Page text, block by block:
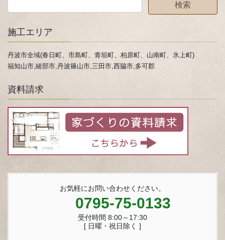
施工エリア
丹波市全域(春日町、市島町、青垣町、柏原町、山南町、氷上町)
福知山市,綾部市,丹波篠山市,三田市,西脇市,多可郡
資料請求
お気軽にお問い合わせください。
0795-75-0133
受付時間 8:00～17:30
[ 日曜・祝日除く ]